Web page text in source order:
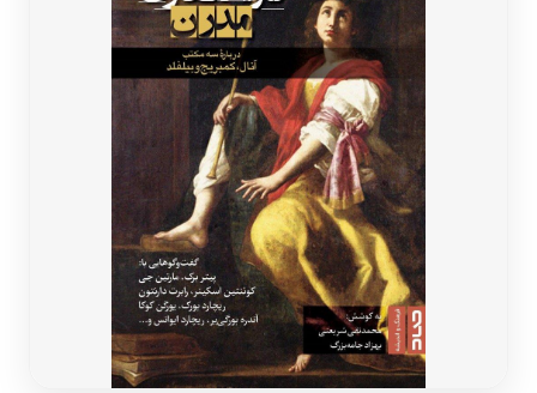
کودک و نوجوان
علوم اجتماعی
ادیان و اساطیر
ادبیات روسیه
ادبیات آمریکای لاتین
ادبیات آلمان
ادبیات ترکیه
ادبیات آسیا
سایر کشورهای اروپا
داستان کوتاه
شعر و متون کهن